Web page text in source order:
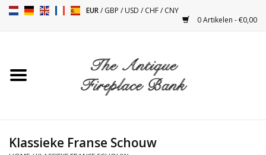
EUR/GBP /USD /CHF/CNY
0 Artikelen - €0,00
Toebehoren
Klassieke Franse Schouw